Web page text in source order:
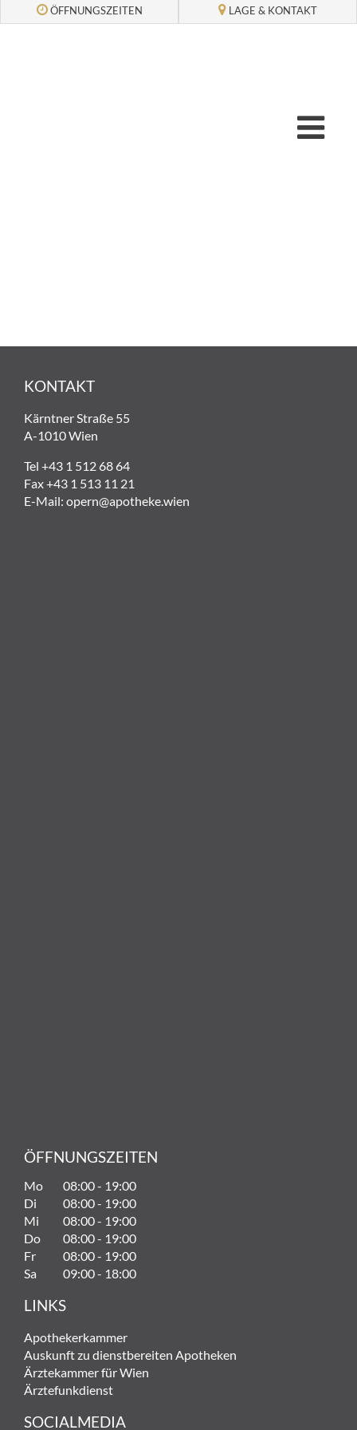
ÖFFNUNGSZEITEN LAGE & KONTAKT
KONTAKT
Kärntner Straße 55
A-1010 Wien
Tel +43 1 512 68 64
Fax +43 1 513 11 21
E-Mail: opern@apotheke.wien
ÖFFNUNGSZEITEN
Mo
08:00 - 19:00
Di
08:00 - 19:00
Mi
08:00 - 19:00
Do
08:00 - 19:00
Fr
08:00 - 19:00
Sa
09:00 - 18:00
LINKS
Apothekerkammer
Auskunft zu dienstbereiten Apotheken
Ärztekammer für Wien
Ärztefunkdienst
SOCIALMEDIA